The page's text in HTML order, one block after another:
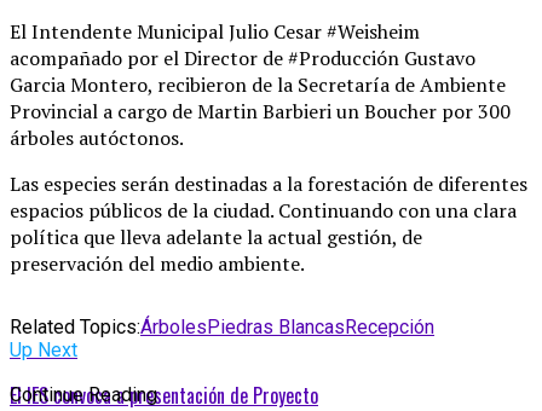
El Intendente Municipal Julio Cesar #Weisheim
acompañado por el Director de #Producción Gustavo
Garcia Montero, recibieron de la Secretaría de Ambiente
Provincial a cargo de Martin Barbieri un Boucher por 300
árboles autóctonos.
Las especies serán destinadas a la forestación de diferentes
espacios públicos de la ciudad. Continuando con una clara
política que lleva adelante la actual gestión, de
preservación del medio ambiente.
Related Topics:ÁrbolesPiedras BlancasRecepción
Up Next
El IES convoca a presentación de Proyecto
Continue Reading